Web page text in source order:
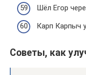
Шёл Егор
Карп Карпыч
Советы, как